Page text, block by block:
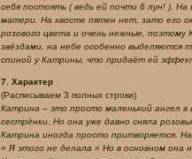
себя постоять ( ведь ей почти 6 лун! ).
матери. На хвосте пятен нет, зато его
розового цвета и очень нежные,
звёздами, на небе особенно
спиной у Катрины, что придаёт ей
7. Характер
(Расписываем 3 полных строки)
Катрина – это просто маленький ангел
сестрёнки. Но она уже давно сняла
Катрина иногда просто притворяется.
« Я этого не делала » Но в основном